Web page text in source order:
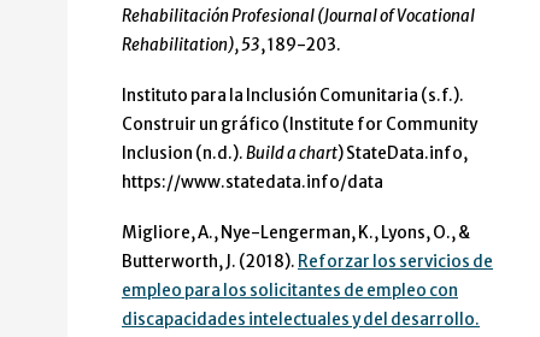
Rehabilitación Profesional (Journal of Vocational
Rehabilitation), 53, 189-203.
Instituto para la Inclusión Comunitaria (s.f.).
Construir un gráfico (Institute for Community
Inclusion (n.d.).Build a chart) StateData.info,
https://www.statedata.info/data
Migliore, A., Nye-Lengerman, K., Lyons, O., &
Butterworth, J. (2018). Reforzar los servicios de
empleo para los solicitantes de empleo con
discapacidades intelectuales y del desarrollo.